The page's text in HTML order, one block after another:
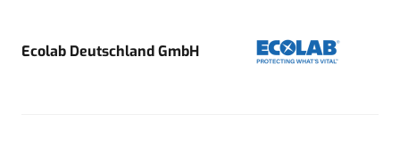
Ecolab Deutschland GmbH